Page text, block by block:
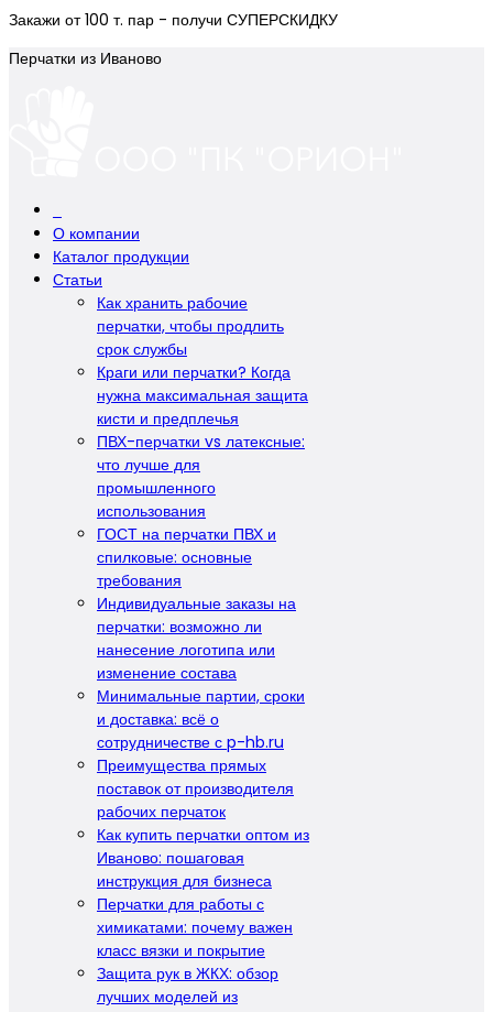
Закажи от 100 т. пар - получи СУПЕРСКИДКУ
Перчатки из Иваново
О компании
Каталог продукции
Статьи
Как хранить рабочие
перчатки, чтобы продлить
срок службы
Краги или перчатки? Когда
нужна максимальная защита
кисти и предплечья
ПВХ-перчатки vs латексные:
что лучше для
промышленного
использования
ГОСТ на перчатки ПВХ и
спилковые: основные
требования
Индивидуальные заказы на
перчатки: возможно ли
нанесение логотипа или
изменение состава
Минимальные партии, сроки
и доставка: всё о
сотрудничестве с p-hb.ru
Преимущества прямых
поставок от производителя
рабочих перчаток
Как купить перчатки оптом из
Иваново: пошаговая
инструкция для бизнеса
Перчатки для работы с
химикатами: почему важен
класс вязки и покрытие
Защита рук в ЖКХ: обзор
лучших моделей из